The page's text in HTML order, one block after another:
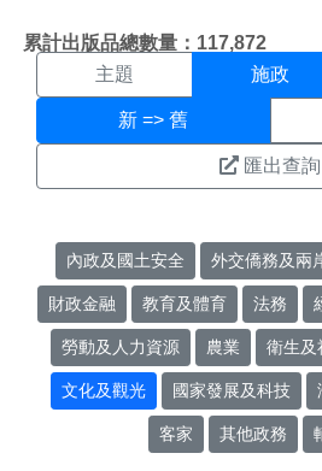
累計出版品總數量：117,872
施政搜尋結果
主題 施政
新 => 舊
匯出查詢
內政及國土安全 外交僑務及兩
財政金融 教育及體育 法務
勞動及人力資源 農業 衛生及
文化及觀光 國家發展及科技
客家 其他政務